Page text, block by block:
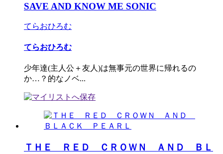
SAVE AND KNOW ME SONIC
てらおひろむ
てらおひろむ
少年達(主人公＋友人)は無事元の世界に帰れるの
か…？的なノベ...
ＴＨＥ ＲＥＤ ＣＲＯＷＮ ＡＮＤ ＢＬ